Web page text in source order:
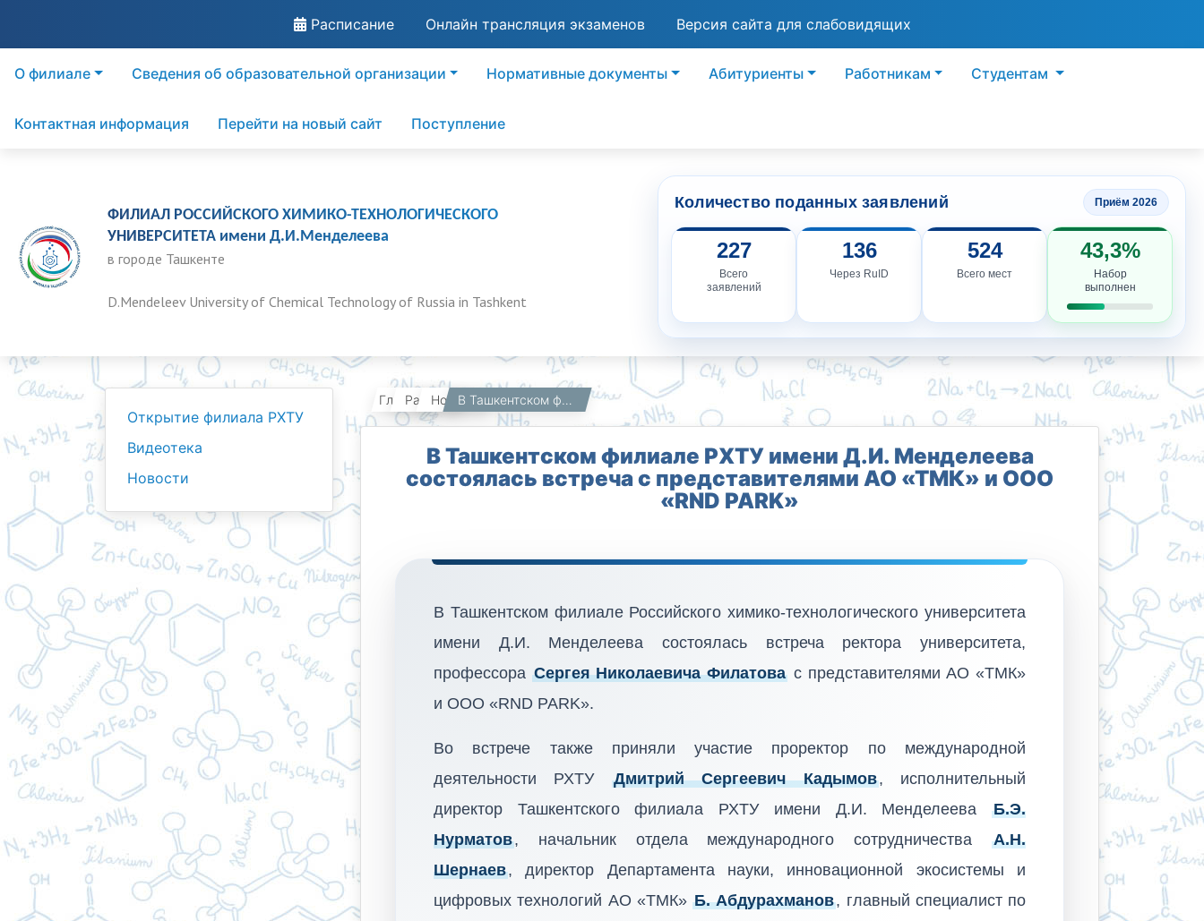
Расписание Онлайн трансляция экзаменов Версия сайта для слабовидящих
О филиале Сведения об образовательной организации Нормативные документы Абитуриенты Работникам Студентам
Контактная информация Перейти на новый сайт Поступление
ФИЛИАЛ РОССИЙСКОГО ХИМИКО-ТЕХНОЛОГИЧЕСКОГО
УНИВЕРСИТЕТА имени Д.И.Менделеева
в городе Ташкенте
D.Mendeleev University of Chemical Technology of Russia in Tashkent
Количество поданных заявлений Приём 2026
227
Всего
заявлений
136
Через RuID
524
Всего мест
43,3%
Набор
выполнен
Открытие филиала РХТУ
Видеотека
Новости
Главная Работникам Новости В Ташкентском филиале РХТУ имени Д.И. Менделеева состоялась встреча с представителями АО «ТМК» и ООО «RND PARK»
В Ташкентском филиале РХТУ имени Д.И. Менделеева
состоялась встреча с представителями АО «ТМК» и ООО
«RND PARK»
В Ташкентском филиале Российского химико-технологического университета
имени Д.И. Менделеева состоялась встреча ректора университета,
профессора Сергея Николаевича Филатова с представителями АО «ТМК»
и ООО «RND PARK».
Во встрече также приняли участие проректор по международной
деятельности РХТУ Дмитрий Сергеевич Кадымов, исполнительный
директор Ташкентского филиала РХТУ имени Д.И. Менделеева Б.Э.
Нурматов, начальник отдела международного сотрудничества А.Н.
Шернаев, директор Департамента науки, инновационной экосистемы и
цифровых технологий АО «ТМК» Б. Абдурахманов, главный специалист по